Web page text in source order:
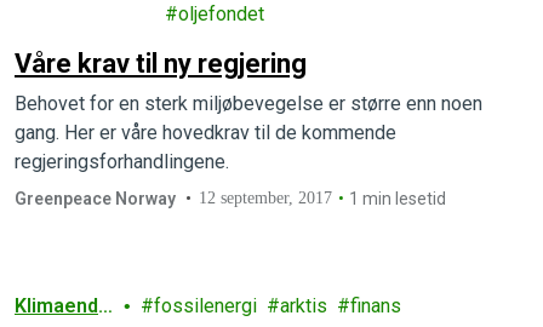
oljefondet
Våre krav til ny regjering
Behovet for en sterk miljøbevegelse er større enn noen
gang. Her er våre hovedkrav til de kommende
regjeringsforhandlingene.
Greenpeace Norway 12 september, 2017 1 min lesetid
Klimaendri
fossilenergi arktis finans